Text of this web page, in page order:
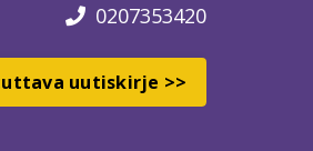
0207353420
uutiskirje >>